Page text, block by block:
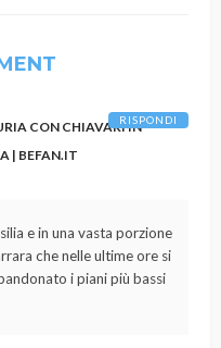
CON CHIAVARI IN
| BEFAN.IT
e in una vasta porzione
che nelle ultime ore si
i piani più bassi
RISPONDI